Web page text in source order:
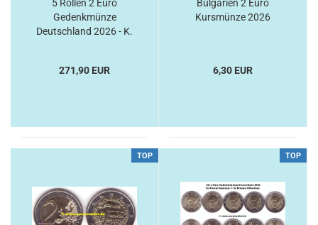
5 Rollen 2 Euro
Gedenkmünze
Deutschland 2026 - K.
271,90 EUR
Bulgarien 2 Euro
Kursmünze 2026
6,30 EUR
TOP TOP